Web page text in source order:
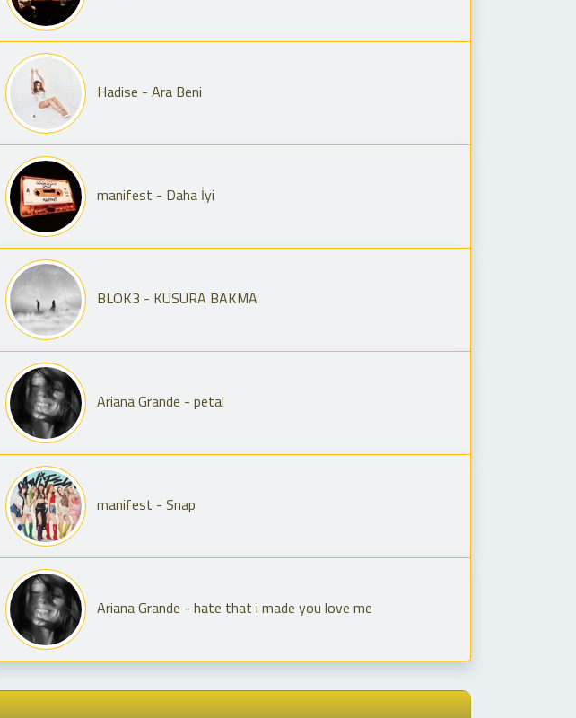
Hadise - Ara Beni
manifest - Daha İyi
BLOK3 - KUSURA BAKMA
Ariana Grande - petal
manifest - Snap
Ariana Grande - hate that i made you love me